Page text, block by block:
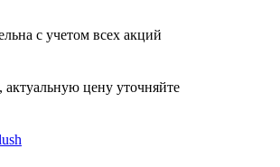
с учетом всех акций
цену уточняйте